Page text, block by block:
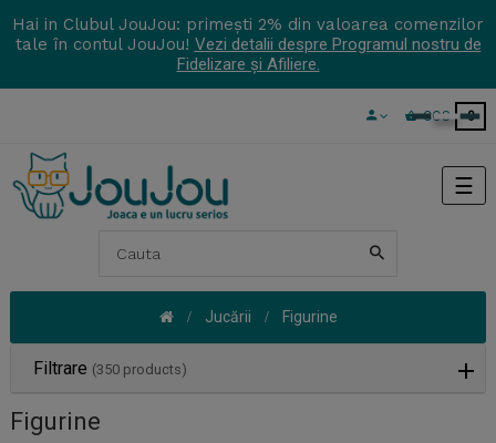
Hai in Clubul JouJou: primești 2% din valoarea comenzilor
tale în contul JouJou! Vezi detalii despre Programul nostru de
Fidelizare și Afiliere.
COS 0
☰
Jucării Figurine
Filtrare (350 products)
Figurine